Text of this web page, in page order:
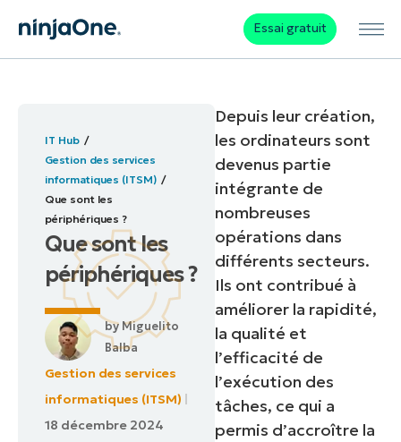
Essai gratuit
IT Hub
Gestion des services
informatiques (ITSM)
Que sont les
périphériques ?
Que sont les
périphériques ?
byMiguelito
Balba
Gestion des services
informatiques (ITSM)
18 décembre 2024
Depuis leur création,
les ordinateurs sont
devenus partie
intégrante de
nombreuses
opérations dans
différents secteurs.
Ils ont contribué à
améliorer la rapidité,
la qualité et
l’efficacité de
l’exécution des
tâches, ce qui a
permis d’accroître la